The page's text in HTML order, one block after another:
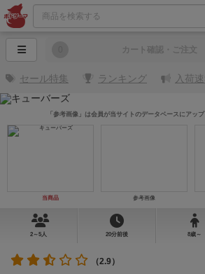
カート確認・ご注文
セール特集 ランキング 入荷
当商品 参考画像
「参考画像」は会員が当サイトのデータベースにアップ
2～5人 20分前後 8歳～
（2.9）